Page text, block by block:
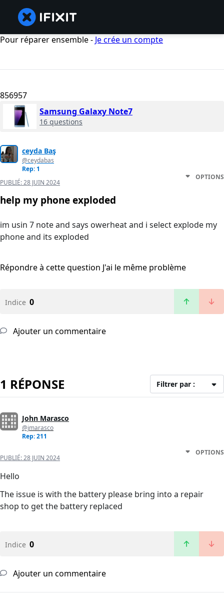
Pour réparer ensemble - Je crée un compte
856957
Samsung Galaxy Note7
16 questions
ceyda Baş
@ceydabas
Rep: 1
PUBLIÉ:28 JUIN 2024
OPTIONS
help my phone exploded
im usin 7 note and says owerheat and i select explode my
phone and its exploded
Répondre à cette question J'ai le même problème
Indice 0
Ajouter un commentaire
1 RÉPONSE Filtrer par :
John Marasco
@jmarasco
Rep: 211
PUBLIÉ:28 JUIN 2024
OPTIONS
Hello
The issue is with the battery please bring into a repair
shop to get the battery replaced
Indice 0
Ajouter un commentaire